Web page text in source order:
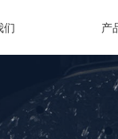
们 产